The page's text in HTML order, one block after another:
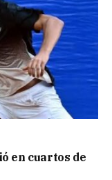
en cuartos de